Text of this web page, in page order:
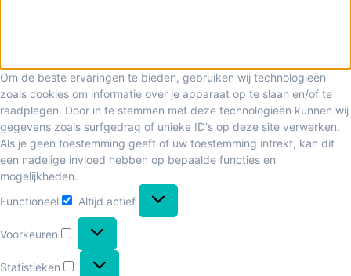
Om de beste ervaringen te bieden, gebruiken wij technologieën
zoals cookies om informatie over je apparaat op te slaan en/of te
raadplegen. Door in te stemmen met deze technologieën kunnen wij
gegevens zoals surfgedrag of unieke ID's op deze site verwerken.
Als je geen toestemming geeft of uw toestemming intrekt, kan dit
een nadelige invloed hebben op bepaalde functies en
mogelijkheden.
Functioneel
Altijd actief
Voorkeuren
Statistieken